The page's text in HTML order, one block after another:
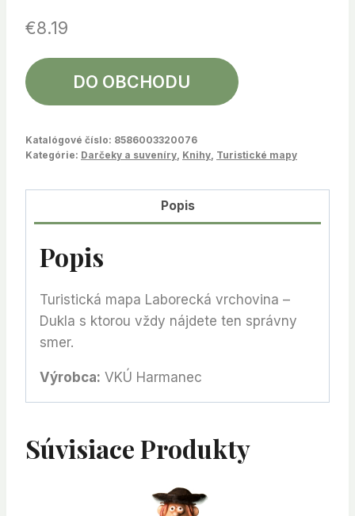
€8.19
DO OBCHODU
Katalógové číslo: 8586003320076
Kategórie: Darčeky a suveníry, Knihy, Turistické mapy
Popis
Popis
Turistická mapa Laborecká vrchovina –
Dukla s ktorou vždy nájdete ten správny
smer.
Výrobca: VKÚ Harmanec
Súvisiace Produkty